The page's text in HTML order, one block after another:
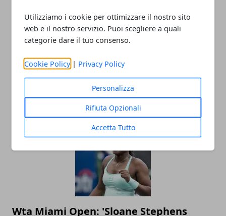
Utilizziamo i cookie per ottimizzare il nostro sito
web e il nostro servizio. Puoi scegliere a quali
categorie dare il tuo consenso.
Cookie Policy | Privacy Policy
Personalizza
Rifiuta Opzionali
Accetta Tutto
Wta Charleston:'Camila Giorgi liquida in
tre set la Gavrilova, Sara errani batte la
Wta Miami Open: 'Sloane Stephens